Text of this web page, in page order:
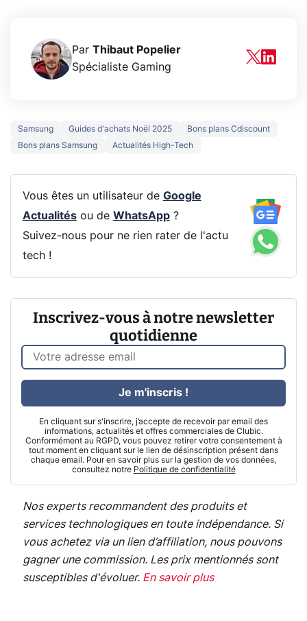
Par Thibaut Popelier
Spécialiste Gaming
Samsung Guides d'achats Noël 2025
Bons plans Cdiscount
Bons plans Samsung
Actualités High-Tech
Vous êtes un utilisateur de Google
Actualitésou de WhatsApp?
Suivez-nous pour ne rien rater de l'actu
tech !
Inscrivez-vous à notre newsletter
quotidienne
En cliquant sur s'inscrire, j’accepte de recevoir par email des
informations, actualités et offres commerciales de Clubic.
Conformément au RGPD, vous pouvez retirer votre consentement à
tout moment en cliquant sur le lien de désinscription présent dans
chaque email. Pour en savoir plus sur la gestion de vos données,
consultez notre Politique de confidentialité
Je m'inscris !
Nos experts recommandent des produits et
services technologiques en toute indépendance. Si
vous achetez via un lien d’affiliation, nous pouvons
gagner une commission. Les prix mentionnés sont
susceptibles d'évoluer. En savoir plus